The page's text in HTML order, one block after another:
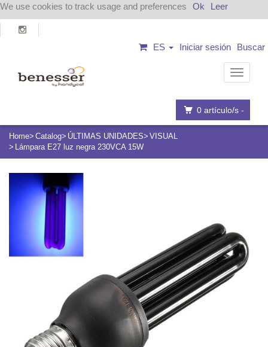
We use cookies to track usage and preferences Ok Leer
ES Iniciar sesión Buscar
0 artículo/s -
Home Catalog ÚLTIMAS UNIDADES
VISUAL
Lámpara E27 luz negra 230VCA 15W